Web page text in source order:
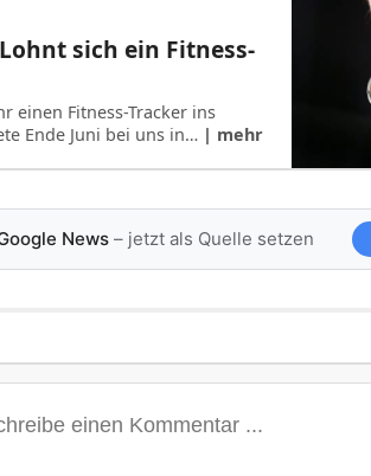
sich ein Fitness-
einen Fitness-Tracker ins
Ende Juni bei uns in… | mehr
News– jetzt als Quelle setzen